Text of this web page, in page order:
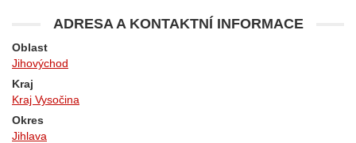
ADRESA A KONTAKTNÍ INFORMACE
Oblast
Jihovýchod
Kraj
Kraj Vysočina
Okres
Jihlava